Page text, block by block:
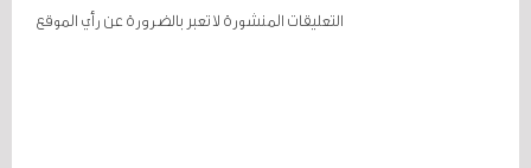
التعليقات المنشورة لا تعبر بالضرورة عن رأي الموقع